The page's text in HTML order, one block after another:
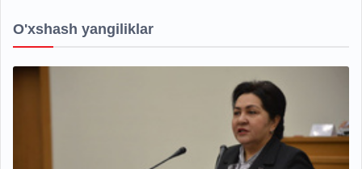
O'xshash yangiliklar